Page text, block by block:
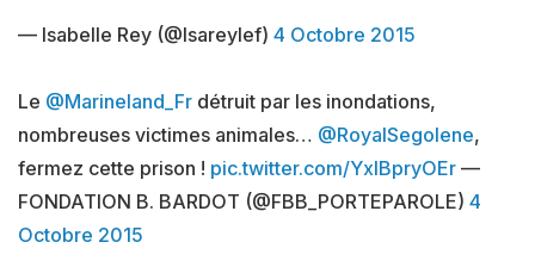
— Isabelle Rey (@Isareylef) 4 Octobre 2015
Le @Marineland_Fr détruit par les inondations,
nombreuses victimes animales… @RoyalSegolene,
fermez cette prison ! pic.twitter.com/YxIBpryOEr —
FONDATION B. BARDOT (@FBB_PORTEPAROLE) 4
Octobre 2015